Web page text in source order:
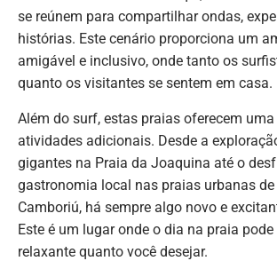
se reúnem para compartilhar ondas,
histórias. Este cenário proporciona um
amigável e inclusivo, onde tanto os
quanto os visitantes se sentem em casa.
Além do surf, estas praias oferecem
atividades adicionais. Desde a
gigantes na Praia da Joaquina até o
gastronomia local nas praias urbanas
Camboriú, há sempre algo novo e
Este é um lugar onde o dia na praia
relaxante quanto você desejar.